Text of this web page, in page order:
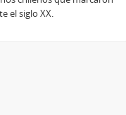
el siglo XX.